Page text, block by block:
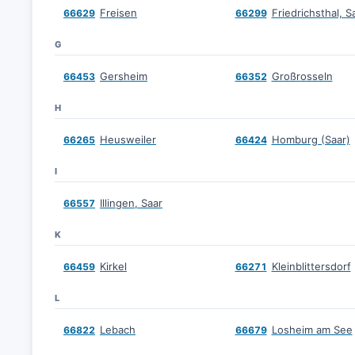
66629 Freisen 66299 Friedrichsthal,
G
66453 Gersheim 66352 Großrosseln
H
66265 Heusweiler 66424 Homburg (Saar)
I
66557 Illingen, Saar
K
66459 Kirkel 66271 Kleinblittersdorf
L
66822 Lebach 66679 Losheim am See